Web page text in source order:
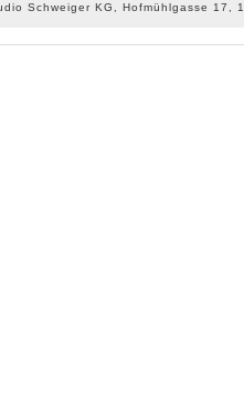
Schweiger KG, Hofmühlgasse